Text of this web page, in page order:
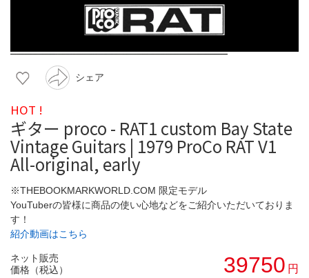
シェア
HOT !
ギター proco - RAT1 custom Bay State
Vintage Guitars | 1979 ProCo RAT V1
All-original, early
※THEBOOKMARKWORLD.COM 限定モデル
YouTuberの皆様に商品の使い心地などをご紹介いただいておりま
す！
紹介動画はこちら
ネット販売
価格（税込）
39750 円